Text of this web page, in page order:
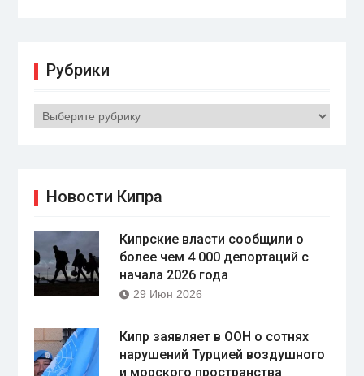
Рубрики
Рубрики
Новости Кипра
Кипрские власти сообщили о
более чем 4 000 депортаций с
начала 2026 года
29 Июн 2026
Кипр заявляет в ООН о сотнях
нарушений Турцией воздушного
и морского пространства